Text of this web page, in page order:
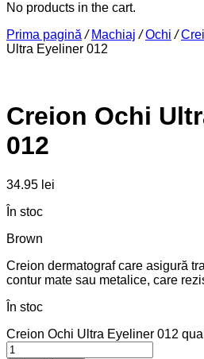
No products in the cart.
Prima pagină / Machiaj /Ochi /
Ultra Eyeliner 012
Creion Ochi
012
34.95 lei
În stoc
Brown
Creion dermatograf care asigură
contur mate sau metalice, care
În stoc
Creion Ochi Ultra Eyeliner 012